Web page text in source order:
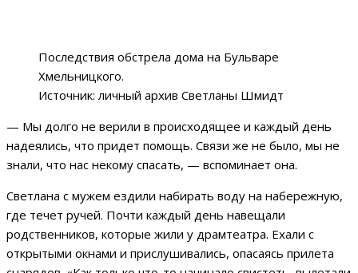
Последствия обстрела дома на Бульваре
Хмельницкого.
Источник: личный архив Светланы Шмидт
— Мы долго не верили в происходящее и каждый день
надеялись, что придет помощь. Связи же не было, мы не
знали, что нас некому спасать, — вспоминает она.
Светлана с мужем ездили набирать воду на набережную,
где течет ручей. Почти каждый день навещали
родственников, которые жили у драмтеатра. Ехали с
открытыми окнами и прислушивались, опасаясь прилета